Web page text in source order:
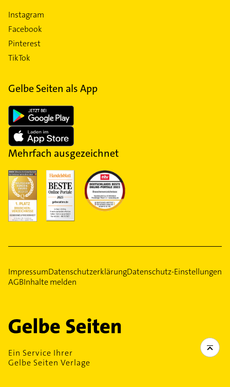
Instagram
Facebook
Pinterest
TikTok
Gelbe Seiten als App
Mehrfach ausgezeichnet
ImpressumDatenschutzerklärungDatenschutz-Einstellungen
AGBInhalte melden
Ein Service Ihrer
Gelbe Seiten Verlage